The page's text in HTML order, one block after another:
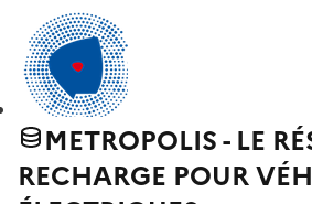
METROPOLIS - LE
RECHARGE POUR